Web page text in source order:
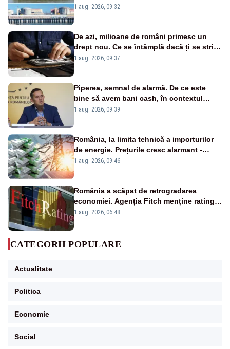
în pericol Centrala Cernavodă era
1 aug. 2026, 09:32
De azi, milioane de români primesc un
drept nou. Ce se întâmplă dacă ți se strică
un produs
1 aug. 2026, 09:37
Piperea, semnal de alarmă. De ce este
bine să avem bani cash, în contextul
alertei energetice?
1 aug. 2026, 09:39
România, la limita tehnică a importurilor
de energie. Prețurile cresc alarmant -
Analiză Realitatea Plus
1 aug. 2026, 09:46
România a scăpat de retrogradarea
economiei. Agenția Fitch menține ratingul
„BBB-” cu perspectivă negativă
1 aug. 2026, 06:48
CATEGORII POPULARE
Actualitate
Politica
Economie
Social